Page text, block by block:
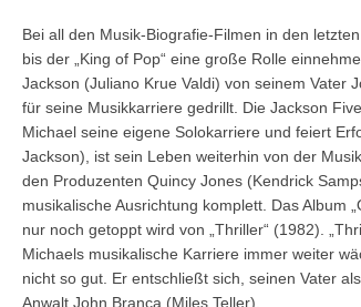
Bei all den Musik-Biografie-Filmen in den
bis der „King of Pop“ eine große Rolle
Jackson (Juliano Krue Valdi) von seinem Vater
für seine Musikkarriere gedrillt. Die Jackson
Michael seine eigene Solokarriere und feiert
Jackson), ist sein Leben weiterhin von der
den Produzenten Quincy Jones (Kendrick
musikalische Ausrichtung komplett. Das Album
nur noch getoppt wird von „Thriller“ (1982).
Michaels musikalische Karriere immer weiter
nicht so gut. Er entschließt sich, seinen Vater
Anwalt John Branca (Miles Teller).